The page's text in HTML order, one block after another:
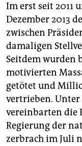
Im erst seit 2011
Dezember 2013
zwischen
damaligen
Seitdem wurden
motivierten
getötet und
vertrieben.
vereinbarten die
Regierung der
zerbrach im Juli